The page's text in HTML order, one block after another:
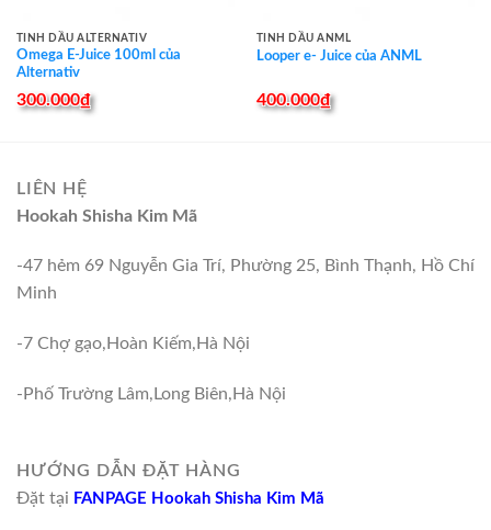
TINH DẦU ALTERNATIV
Omega E-Juice 100ml của
Alternativ
300.000₫
TINH DẦU ANML
Looper e- Juice của ANML
400.000₫
LIÊN HỆ
Hookah Shisha Kim Mã
-47 hẻm 69 Nguyễn Gia Trí, Phường 25, Bình Thạnh, Hồ Chí
Minh
-7 Chợ gạo,Hoàn Kiếm,Hà Nội
-Phố Trường Lâm,Long Biên,Hà Nội
HƯỚNG DẪN ĐẶT HÀNG
Đặt tại FANPAGE Hookah Shisha Kim Mã